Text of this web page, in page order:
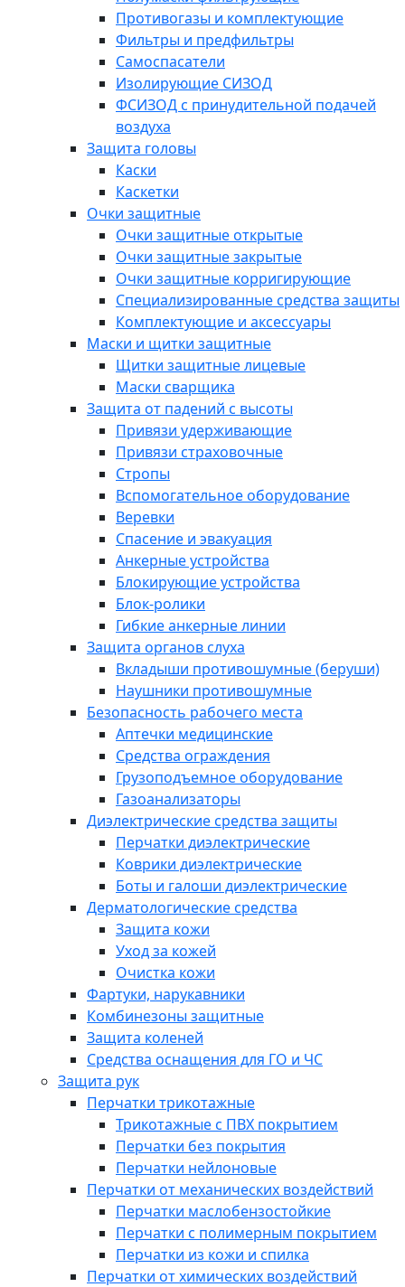
Противогазы и комплектующие
Фильтры и предфильтры
Самоспасатели
Изолирующие СИЗОД
ФСИЗОД с принудительной подачей
воздуха
Защита головы
Каски
Каскетки
Очки защитные
Очки защитные открытые
Очки защитные закрытые
Очки защитные корригирующие
Специализированные средства защиты
Комплектующие и аксессуары
Маски и щитки защитные
Щитки защитные лицевые
Маски сварщика
Защита от падений с высоты
Привязи удерживающие
Привязи страховочные
Стропы
Вспомогательное оборудование
Веревки
Спасение и эвакуация
Анкерные устройства
Блокирующие устройства
Блок-ролики
Гибкие анкерные линии
Защита органов слуха
Вкладыши противошумные (беруши)
Наушники противошумные
Безопасность рабочего места
Аптечки медицинские
Средства ограждения
Грузоподъемное оборудование
Газоанализаторы
Диэлектрические средства защиты
Перчатки диэлектрические
Коврики диэлектрические
Боты и галоши диэлектрические
Дерматологические средства
Защита кожи
Уход за кожей
Очистка кожи
Фартуки, нарукавники
Комбинезоны защитные
Защита коленей
Средства оснащения для ГО и ЧС
Защита рук
Перчатки трикотажные
Трикотажные с ПВХ покрытием
Перчатки без покрытия
Перчатки нейлоновые
Перчатки от механических воздействий
Перчатки маслобензостойкие
Перчатки с полимерным покрытием
Перчатки из кожи и спилка
Перчатки от химических воздействий